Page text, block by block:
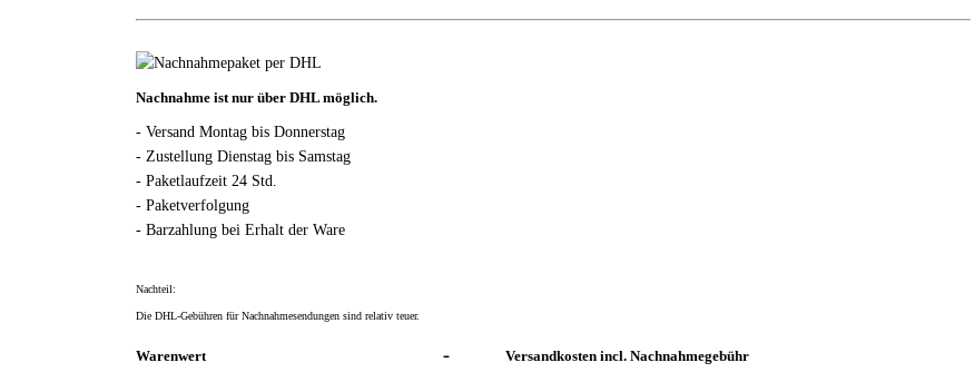
Nachnahme ist nur über DHL möglich.
- Versand Montag bis Donnerstag
- Zustellung Dienstag bis Samstag
- Paketlaufzeit 24 Std.
- Paketverfolgung
- Barzahlung bei Erhalt der Ware
Nachteil:
Die DHL-Gebühren für Nachnahmesendungen sind relativ teuer.
Warenwert - Versandkosten incl. Nachnahmegebühr